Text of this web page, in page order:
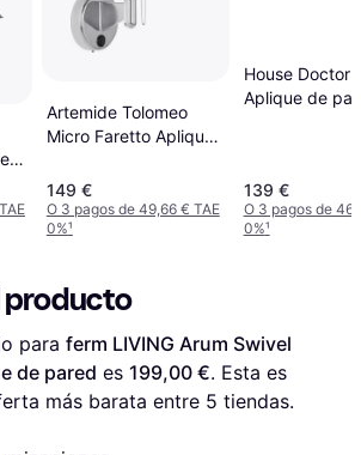
Artemide Tolomeo
Micro Faretto Aplique
149 €
O 3 pagos de 49,66 € TAE
0%¹
House Doctor
Aplique de
139 €
O 3 pagos de
0%¹
producto
para ferm LIVING Arum Swivel
de pared es 199,00 €. Esta es
más barata entre 5 tiendas.